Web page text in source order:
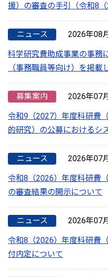
援）の審査の手引（令和8
ニュース 2026年08
科学研究費助成事業の事務
（事務職員等向け）を掲載
募集案内 2026年07
令和9（2027）年度科研費
的研究）の公募におけるシ
ニュース 2026年07
令和8（2026）年度科研費
の審査結果の開示について
ニュース 2026年07
令和8（2026）年度科研費
付内定について